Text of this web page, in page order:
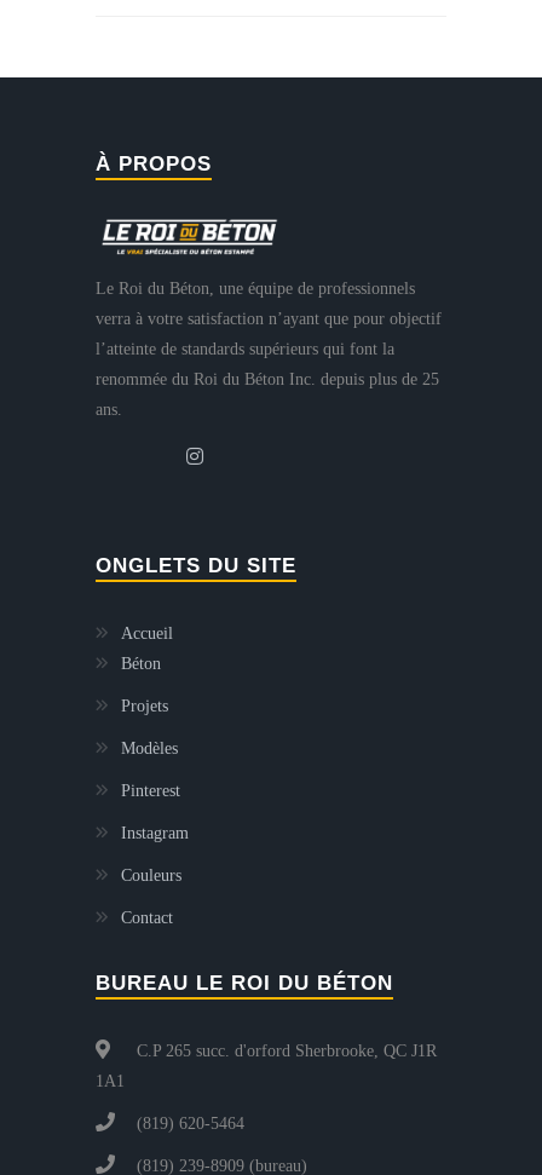
À PROPOS
Le Roi du Béton, une équipe de professionnels
verra à votre satisfaction n’ayant que pour objectif
l’atteinte de standards supérieurs qui font la
renommée du Roi du Béton Inc. depuis plus de 25
ans.
ONGLETS DU SITE
Accueil
Béton
Projets
Modèles
Pinterest
Instagram
Couleurs
Contact
BUREAU LE ROI DU BÉTON
C.P 265 succ. d'orford Sherbrooke, QC J1R
1A1
(819) 620-5464
(819) 239-8909 (bureau)